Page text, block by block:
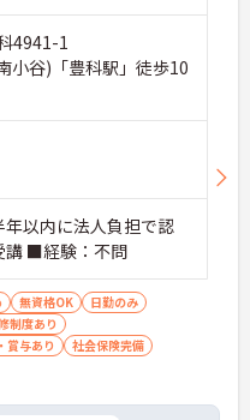
4941-1
小谷)「豊科駅」徒歩10
以内に法人負担で認
講 ■経験：不問
無資格OK
日勤のみ
制度あり
賞与あり
社会保険完備